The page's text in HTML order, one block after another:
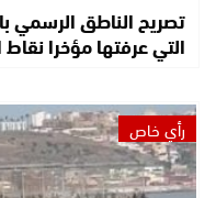
تصريح الناطق الرسمي
التي عرفتها مؤخرا
رأي خاص